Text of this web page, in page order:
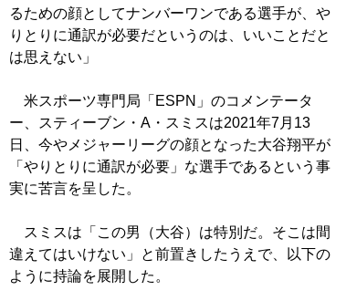
るための顔としてナンバーワンである選手が、や
りとりに通訳が必要だというのは、いいことだと
は思えない」
米スポーツ専門局「ESPN」のコメンテータ
ー、スティーブン・A・スミスは2021年7月13
日、今やメジャーリーグの顔となった大谷翔平が
「やりとりに通訳が必要」な選手であるという事
実に苦言を呈した。
スミスは「この男（大谷）は特別だ。そこは間
違えてはいけない」と前置きしたうえで、以下の
ように持論を展開した。